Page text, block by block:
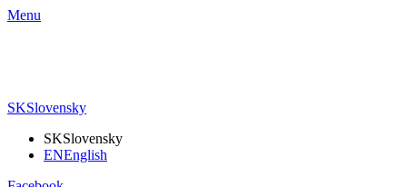
Menu
SKSlovensky
SKSlovensky
ENEnglish